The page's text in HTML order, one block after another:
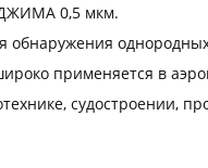
0,5 мкм.
обнаружения
применяется в
судостроении,